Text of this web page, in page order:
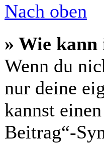
Nach oben
» Wie kann
Wenn du
nur deine
kannst
Beitrag“-